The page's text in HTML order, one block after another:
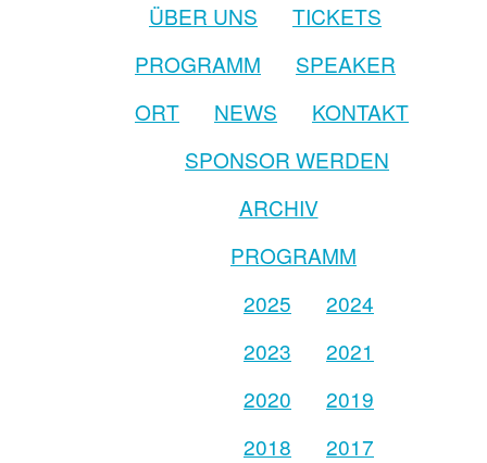
ÜBER UNS
TICKETS
PROGRAMM
SPEAKER
ORT
NEWS
KONTAKT
SPONSOR WERDEN
ARCHIV
PROGRAMM
2025
2024
2023
2021
2020
2019
2018
2017